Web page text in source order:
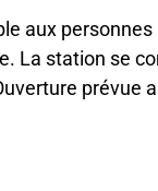
aux
La station se
prévue